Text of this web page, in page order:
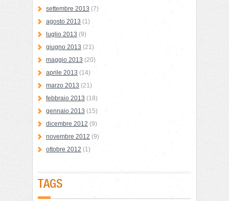
settembre 2013 (7)
agosto 2013 (1)
luglio 2013 (9)
giugno 2013 (21)
maggio 2013 (20)
aprile 2013 (14)
marzo 2013 (21)
febbraio 2013 (18)
gennaio 2013 (15)
dicembre 2012 (9)
novembre 2012 (9)
ottobre 2012 (1)
TAGS